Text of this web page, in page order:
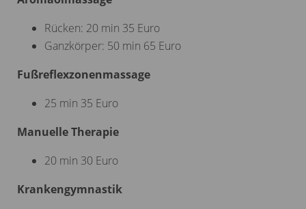
Rücken: 20 min 35 Euro
Ganzkörper: 50 min 65 Euro
Fußreflexzonenmassage
25 min 35 Euro
Manuelle Therapie
20 min 30 Euro
Krankengymnastik